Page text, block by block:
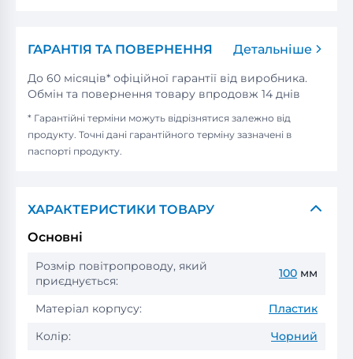
ГАРАНТІЯ ТА ПОВЕРНЕННЯ Детальніше
До 60 місяців* офіційної гарантії від виробника.
Обмін та повернення товару впродовж 14 днів
* Гарантійні терміни можуть відрізнятися залежно від
продукту. Точні дані гарантійного терміну зазначені в
паспорті продукту.
ХАРАКТЕРИСТИКИ ТОВАРУ
Основні
Розмір повітропроводу, який
приєднується:
100 мм
Матеріал корпусу:
Пластик
Колір:
Чорний